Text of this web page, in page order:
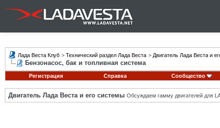
Лада Веста Клуб > Технический раздел Лада Веста > Двигатель Лада Веста и
Бензонасос, бак и топливная система
Регистрация Справка Сообщество
Двигатель Лада Веста и его системы Обсуждаем гамму двигателей для